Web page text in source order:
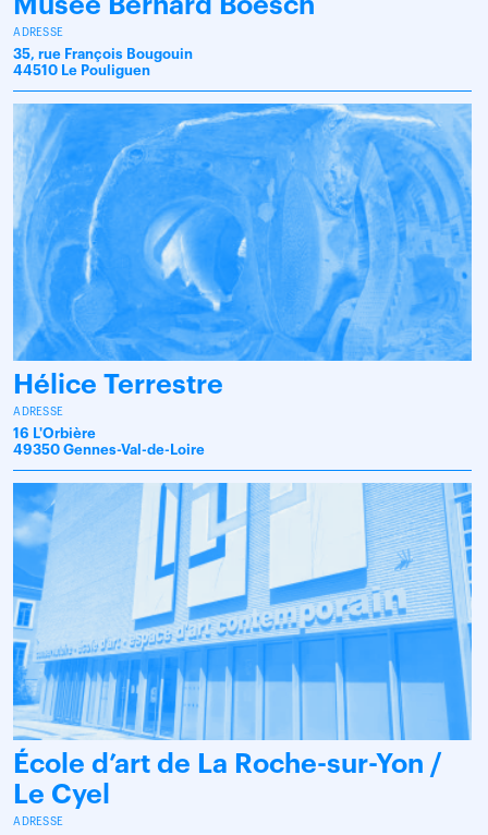
ADRESSE
35, rue François Bougouin
44510 Le Pouliguen
Hélice Terrestre
ADRESSE
16 L'Orbière
49350 Gennes-Val-de-Loire
École d’art de La Roche-sur-Yon /
Le Cyel
ADRESSE